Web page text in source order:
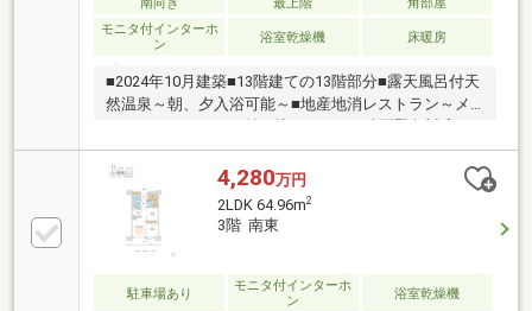
南向き 最上階
角部屋
モニタ付インターホ
ン
浴室乾燥機 床暖房
■2024年10月建築■13階建ての13階部分■露天風呂付天
然温泉～朝、夕入浴可能～■地産地消レストラン～メ
マンション内にスタッフ常駐～■ペット２匹まで飼育
可～犬・猫可（規約細則有り～■ラウンジ（コーヒー
サービス有）■ゲストルーム■パーティールーム■スタ
ジオ～カラオケルーム～■娯楽室
4,280万円
2LDK 64.96m2
3階 南東
駐車場あり
モニタ付インターホ
ン
浴室乾燥機